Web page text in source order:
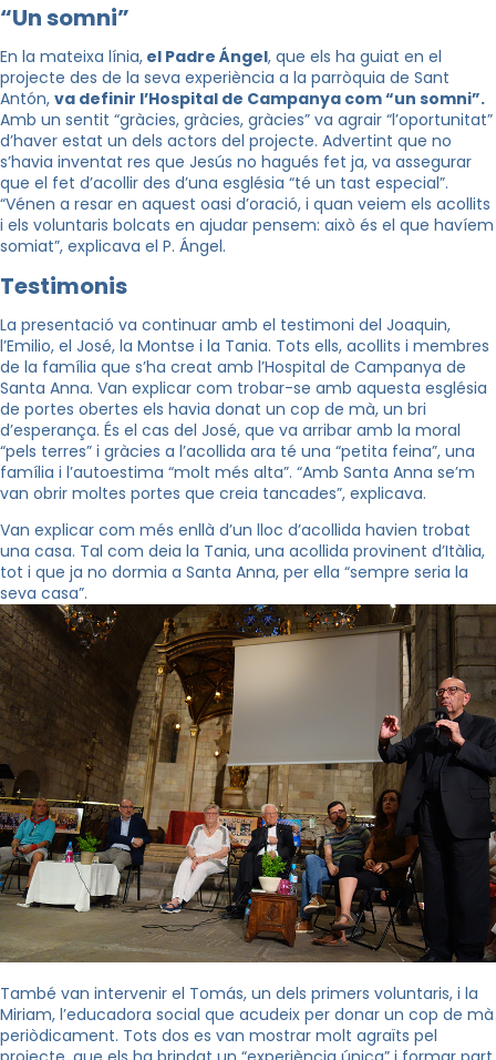
“Un somni”
En la mateixa línia, el Padre Ángel, que els ha guiat en el
projecte des de la seva experiència a la parròquia de Sant
Antón, va definir l’Hospital de Campanya com “un somni”.
Amb un sentit “gràcies, gràcies, gràcies” va agrair “l’oportunitat”
d’haver estat un dels actors del projecte. Advertint que no
s’havia inventat res que Jesús no hagués fet ja, va assegurar
que el fet d’acollir des d’una església “té un tast especial”.
“Vénen a resar en aquest oasi d’oració, i quan veiem els acollits
i els voluntaris bolcats en ajudar pensem: això és el que havíem
somiat”, explicava el P. Ángel.
Testimonis
La presentació va continuar amb el testimoni del Joaquin,
l’Emilio, el José, la Montse i la Tania. Tots ells, acollits i membres
de la família que s’ha creat amb l’Hospital de Campanya de
Santa Anna. Van explicar com trobar-se amb aquesta església
de portes obertes els havia donat un cop de mà, un bri
d’esperança. És el cas del José, que va arribar amb la moral
“pels terres” i gràcies a l’acollida ara té una “petita feina”, una
família i l’autoestima “molt més alta”. “Amb Santa Anna se’m
van obrir moltes portes que creia tancades”, explicava.
Van explicar com més enllà d’un lloc d’acollida havien trobat
una casa. Tal com deia la Tania, una acollida provinent d’Itàlia,
tot i que ja no dormia a Santa Anna, per ella “sempre seria la
seva casa”.
També van intervenir el Tomás, un dels primers voluntaris, i la
Miriam, l’educadora social que acudeix per donar un cop de mà
periòdicament. Tots dos es van mostrar molt agraïts pel